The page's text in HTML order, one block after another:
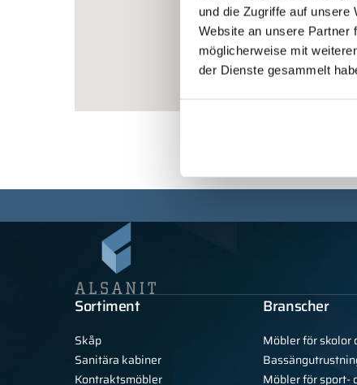
und die Zugriffe auf unsere
Website an unsere Partner
möglicherweise mit
der Dienste gesammelt
Sortiment
Skåp
Sanitära kabiner
Kontraktsmöbler
Branscher
Möbler för skolor
Möbler för sport-